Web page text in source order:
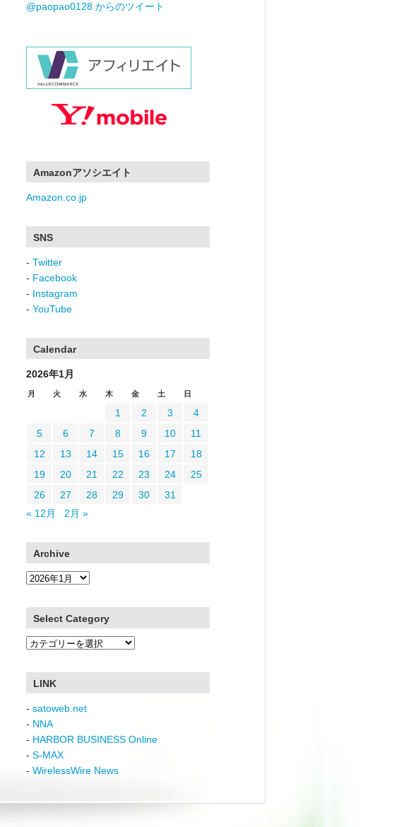
@paopao0128 からのツイート
Amazonアソシエイト
Amazon.co.jp
SNS
- Twitter
- Facebook
- Instagram
- YouTube
Calendar
2026年1月
月 火 水 木 金 土 日
1 2 3
4
5
6 7 8 9 10
11
12
13 14 15 16 17
18
19
20 21 22 23 24
25
26
27 28 29 30
31
« 12月
2月 »
Archive
Archive
Select Category
Select
LINK
- satoweb.net
- NNA
- HARBOR BUSINESS Online
- S-MAX
- WirelessWire News